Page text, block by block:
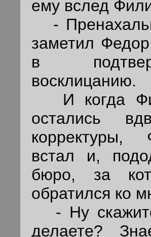
ему вслед
-
заметил
в
восклицанию.
И когда
остались
корректуры,
встал и,
бюро, за
обратился ко
- Ну
делаете?